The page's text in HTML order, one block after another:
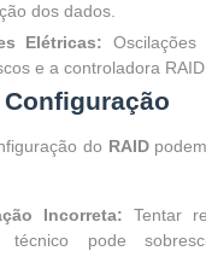
dos dados.
Elétricas:
e a controladora RAID.
do RAID
Incorreta: Tentar
técnico pode